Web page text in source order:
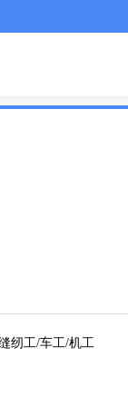
纫工/车工/机工